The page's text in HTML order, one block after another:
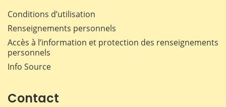
Conditions d’utilisation
Renseignements personnels
Accès à l’information et protection des renseignements
personnels
Info Source
Contact